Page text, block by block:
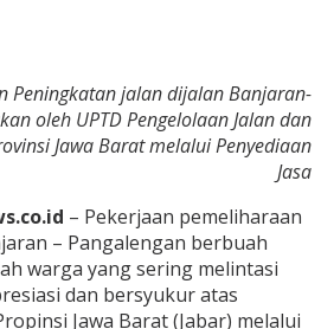
Peningkatan jalan dijalan Banjaran-
oleh UPTD Pengelolaan Jalan dan
Jawa Barat melalui Penyediaan
Jasa
– Pekerjaan pemeliharaan
– Pangalengan berbuah
warga yang sering melintasi
dan bersyukur atas
Jawa Barat (Jabar) melalui